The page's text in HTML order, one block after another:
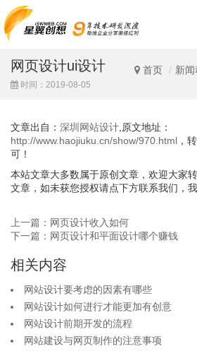
首页 新
网页设计ui设计
时间：2019-08-05
文章出自： 深圳网站设计 ,原文地址：
http://www.haojiuku.cn/show/970.html ，
可！
本站文章大多数属于原创文章，欢迎大家
文章，如未获您授权请点下方联系我们，
上一篇：网页设计收入如何
下一篇：网页设计和平面设计哪个赚钱
相关内容
网站设计要考虑的因素有哪些
网站设计如何进行才能更加有创意
网站设计前期开发的流程
网站建设与网页制作的注意事项